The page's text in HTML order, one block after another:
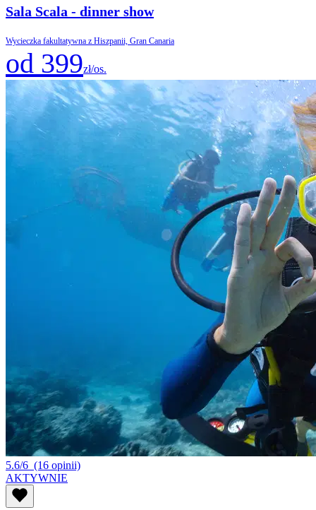
Sala Scala - dinner show
Wycieczka fakultatywna z Hiszpanii, Gran Canaria
od 399zł/os.
5.6/6 (16 opinii)
AKTYWNIE